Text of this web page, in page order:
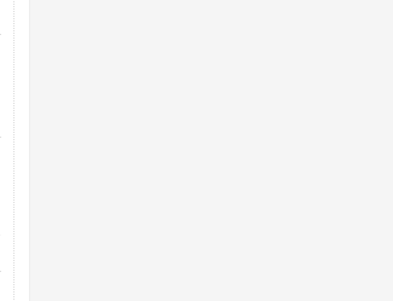
Вже вивели на тести: Ferrari